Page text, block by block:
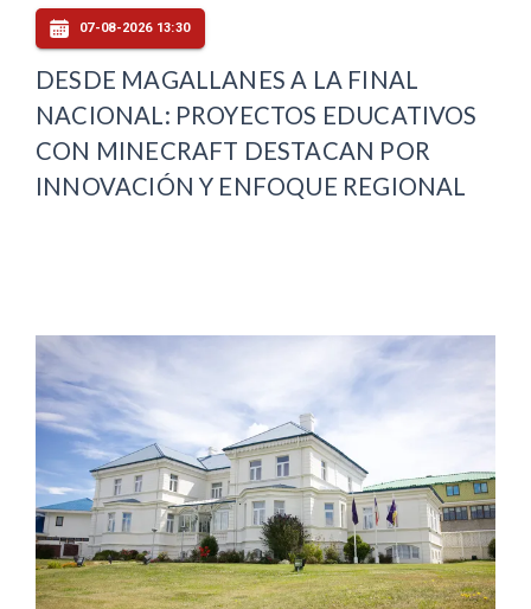
07-08-2026 13:30
DESDE MAGALLANES A LA FINAL
NACIONAL: PROYECTOS EDUCATIVOS
CON MINECRAFT DESTACAN POR
INNOVACIÓN Y ENFOQUE REGIONAL